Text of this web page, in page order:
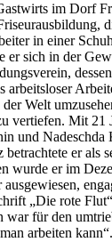
im Dorf
in einer
er sich in der
arbeitsloser
Welt
vertiefen. Mit 21
und Nadeschda
er als
wurde er im
„Die rote
für den
arbeiten kann“.